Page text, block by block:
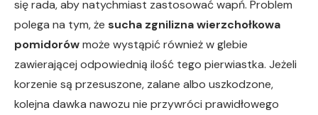
się rada, aby natychmiast zastosować wapń. Problem
polega na tym, że sucha zgnilizna wierzchołkowa
pomidorówmoże wystąpić również w glebie
zawierającej odpowiednią ilość tego pierwiastka. Jeżeli
korzenie są przesuszone, zalane albo uszkodzone,
kolejna dawka nawozu nie przywróci prawidłowego